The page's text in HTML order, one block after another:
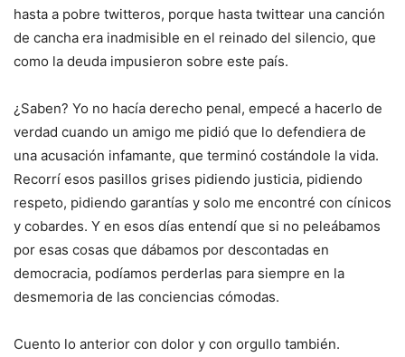
hasta a pobre twitteros, porque hasta twittear una canción
de cancha era inadmisible en el reinado del silencio, que
como la deuda impusieron sobre este país.
¿Saben? Yo no hacía derecho penal, empecé a hacerlo de
verdad cuando un amigo me pidió que lo defendiera de
una acusación infamante, que terminó costándole la vida.
Recorrí esos pasillos grises pidiendo justicia, pidiendo
respeto, pidiendo garantías y solo me encontré con cínicos
y cobardes. Y en esos días entendí que si no peleábamos
por esas cosas que dábamos por descontadas en
democracia, podíamos perderlas para siempre en la
desmemoria de las conciencias cómodas.
Cuento lo anterior con dolor y con orgullo también.